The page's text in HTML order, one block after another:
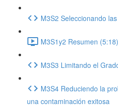
M3S2 Seleccionando
M3S1y2 Resumen (5:18)
M3S3 Limitando el
M3S4 Reduciendo la
una contaminación exitosa